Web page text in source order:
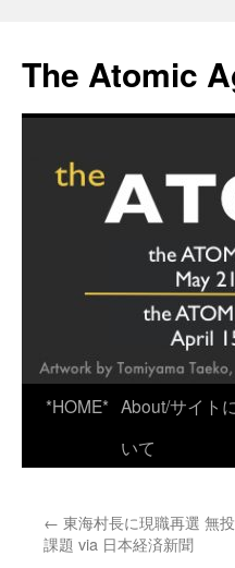
content
The Atomic
*HOME* About/サイト
いて
← 東海村長に現職再選 無
課題 via 日本経済新聞